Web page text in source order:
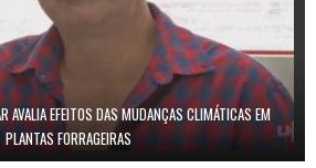
AVALIA EFEITOS DAS MUDANÇAS CLIMÁTICAS EM
PLANTAS FORRAGEIRAS